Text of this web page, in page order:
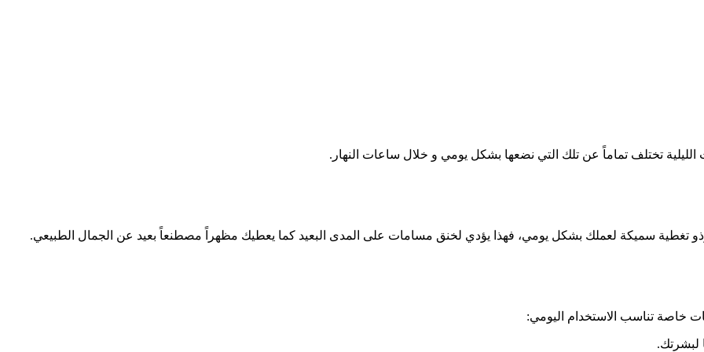
تختلف تماماً عن تلك التي نضعها بشكل يومي و خلال ساعات النهار.
تغطية سميكة لعملك بشكل يومي، فهذا يؤدي لخنق مسامات على المدى البعيد كما يعطيك مظهراً مصطنعاً بعيد عن الجمال الطبيعي.
خاصة تناسب الاستخدام اليومي:
لبشرتك.